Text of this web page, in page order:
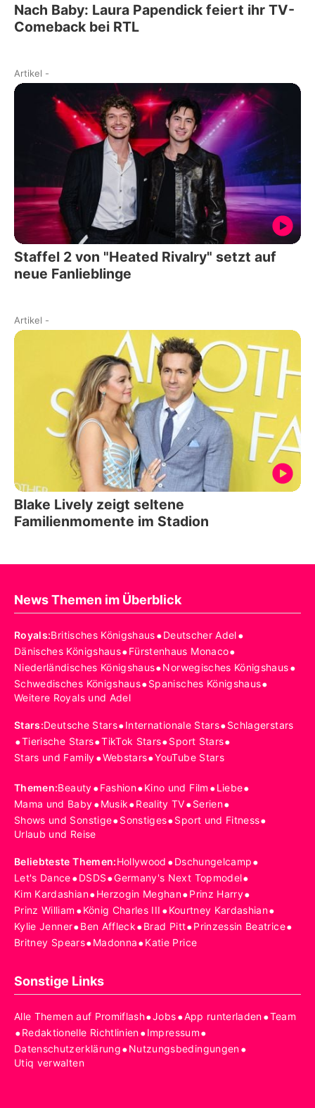
Nach Baby: Laura Papendick feiert ihr TV-
Comeback bei RTL
Artikel -
Staffel 2 von "Heated Rivalry" setzt auf
neue Fanlieblinge
Artikel -
Blake Lively zeigt seltene
Familienmomente im Stadion
News Themen im Überblick
Royals:Britisches Königshaus•Deutscher Adel•
Dänisches Königshaus•Fürstenhaus Monaco•
Niederländisches Königshaus•Norwegisches Königshaus•
Schwedisches Königshaus•Spanisches Königshaus•
Weitere Royals und Adel
Stars:Deutsche Stars•Internationale Stars•Schlagerstars
•Tierische Stars•TikTok Stars•Sport Stars•
Stars und Family•Webstars•YouTube Stars
Themen:Beauty•Fashion•Kino und Film •Liebe•
Mama und Baby•Musik•Reality TV•Serien•
Shows und Sonstige•Sonstiges•Sport und Fitness•
Urlaub und Reise
Beliebteste Themen:Hollywood •Dschungelcamp•
Let's Dance•DSDS•Germany's Next Topmodel•
Kim Kardashian•Herzogin Meghan•Prinz Harry•
Prinz William •König Charles III •Kourtney Kardashian•
Kylie Jenner•Ben Affleck•Brad Pitt•Prinzessin Beatrice•
Britney Spears•Madonna•Katie Price
Sonstige Links
Alle Themen auf Promiflash•Jobs•App runterladen•Team
•Redaktionelle Richtlinien•Impressum•
Datenschutzerklärung•Nutzungsbedingungen•
Utiq verwalten